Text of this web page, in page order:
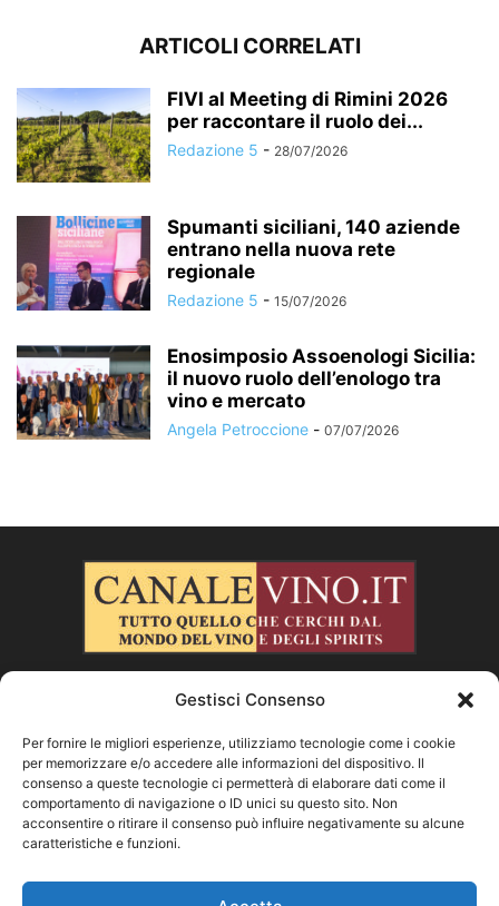
ARTICOLI CORRELATI
FIVI al Meeting di Rimini 2026
per raccontare il ruolo dei...
Redazione 5 - 28/07/2026
Spumanti siciliani, 140 aziende
entrano nella nuova rete
regionale
Redazione 5 - 15/07/2026
Enosimposio Assoenologi Sicilia:
il nuovo ruolo dell’enologo tra
vino e mercato
Angela Petroccione - 07/07/2026
CHI SIAMO
SEGUICI
Facebook
Gestisci Consenso
Per fornire le migliori esperienze, utilizziamo tecnologie come i cookie
per memorizzare e/o accedere alle informazioni del dispositivo. Il
consenso a queste tecnologie ci permetterà di elaborare dati come il
comportamento di navigazione o ID unici su questo sito. Non
acconsentire o ritirare il consenso può influire negativamente su alcune
caratteristiche e funzioni.